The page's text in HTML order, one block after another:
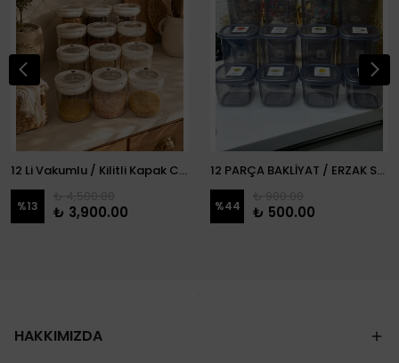
12 Li Vakumlu / Kilitli Kapak Cam Erzak Kabı / Kavanoz
%13 ₺ 3,900.00
12 PARÇA BAKLİYAT / ERZAK SETİ
%44 ₺ 500.00
HAKKIMIZDA